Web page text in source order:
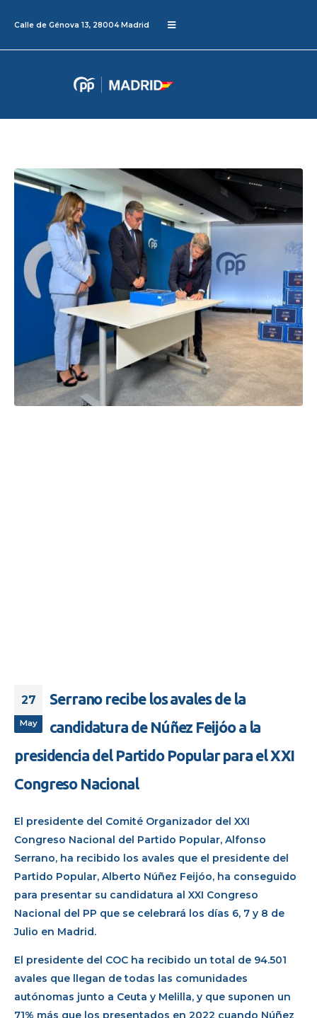
Calle de Génova 13, 28004 Madrid
27
May
Serrano recibe los avales de la
candidatura de Núñez Feijóo a la
presidencia del Partido Popular para el XXI
Congreso Nacional
El presidente del Comité Organizador del XXI
Congreso Nacional del Partido Popular, Alfonso
Serrano, ha recibido los avales que el presidente del
Partido Popular, Alberto Núñez Feijóo, ha conseguido
para presentar su candidatura al XXI Congreso
Nacional del PP que se celebrará los días 6, 7 y 8 de
Julio en Madrid.
El presidente del COC ha recibido un total de 94.501
avales que llegan de todas las comunidades
autónomas junto a Ceuta y Melilla, y que suponen un
71% más que los presentados en 2022 cuando Núñez